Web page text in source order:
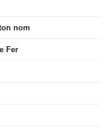
nom
Fer